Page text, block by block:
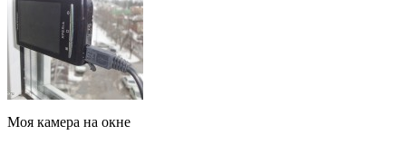
Моя камера на окне